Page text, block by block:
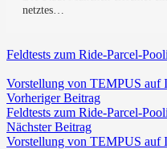
netz­tes…
Feld­tests zum Ride-Parcel-
Vor­stel­lung von TEMPUS auf
Vorheriger Beitrag
Feld­tests zum Ride-Parcel-
Nächster Beitrag
Vor­stel­lung von TEMPUS auf